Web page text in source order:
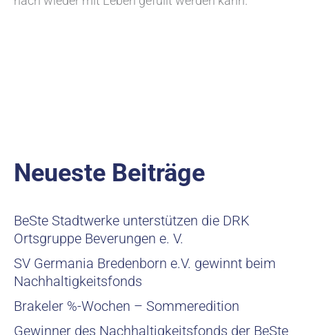
Neueste Beiträge
BeSte Stadtwerke unterstützen die DRK
Ortsgruppe Beverungen e. V.
SV Germania Bredenborn e.V. gewinnt beim
Nachhaltigkeitsfonds
Brakeler %-Wochen – Sommeredition
Gewinner des Nachhaltigkeitsfonds der BeSte